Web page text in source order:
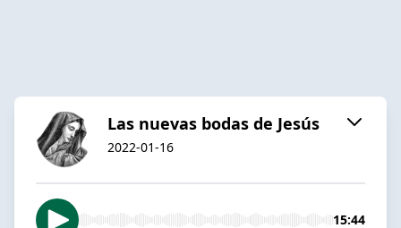
Las nuevas bodas de Jesús
2022-01-16
15:44